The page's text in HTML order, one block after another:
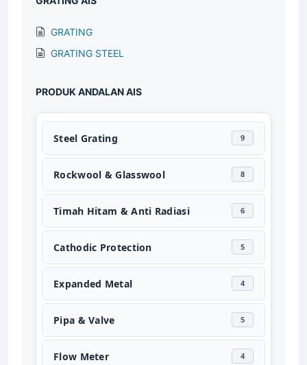
GRATING
GRATING STEEL
PRODUK ANDALAN AIS
Steel Grating 9
Rockwool & Glasswool 8
Timah Hitam & Anti Radiasi 6
Cathodic Protection 5
Expanded Metal 4
Pipa & Valve 5
Flow Meter 4